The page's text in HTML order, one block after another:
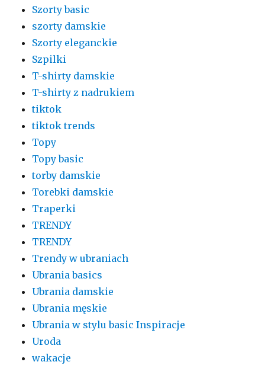
Szorty basic
szorty damskie
Szorty eleganckie
Szpilki
T-shirty damskie
T-shirty z nadrukiem
tiktok
tiktok trends
Topy
Topy basic
torby damskie
Torebki damskie
Traperki
TRENDY
TRENDY
Trendy w ubraniach
Ubrania basics
Ubrania damskie
Ubrania męskie
Ubrania w stylu basic Inspiracje
Uroda
wakacje